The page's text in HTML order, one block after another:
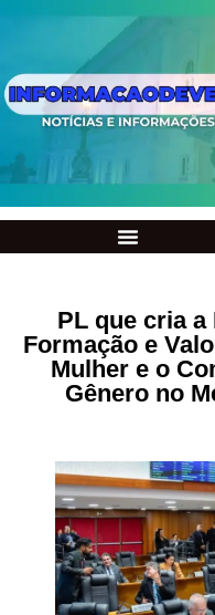
PL que cria
Formação e
Mulher e o
Gênero no